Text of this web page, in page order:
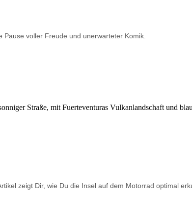
voller Freude und unerwarteter Komik.
zeigt Dir, wie Du die Insel auf dem Motorrad optimal